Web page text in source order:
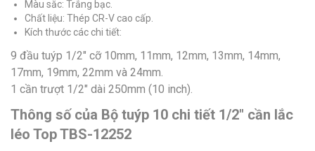
Màu săc: Trắng bạc.
Chất liệu: Thép CR-V cao cấp.
Kích thước các chi tiết:
9 đầu tuýp 1/2″ cỡ 10mm, 11mm, 12mm, 13mm, 14mm,
17mm, 19mm, 22mm và 24mm.
1 cần trượt 1/2″ dài 250mm (10 inch).
Thông số của Bộ tuýp 10 chi tiết 1/2″ cần lắc
léo Top TBS-12252